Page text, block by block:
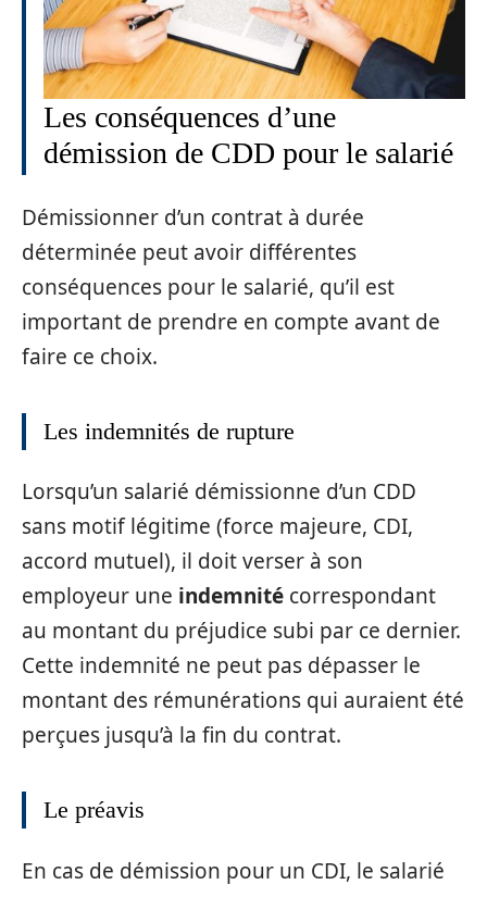
Les conséquences d’une
démission de CDD pour le salarié
Démissionner d’un contrat à durée
déterminée peut avoir différentes
conséquences pour le salarié, qu’il est
important de prendre en compte avant de
faire ce choix.
Les indemnités de rupture
Lorsqu’un salarié démissionne d’un CDD
sans motif légitime (force majeure, CDI,
accord mutuel), il doit verser à son
employeur une indemnité correspondant
au montant du préjudice subi par ce dernier.
Cette indemnité ne peut pas dépasser le
montant des rémunérations qui auraient été
perçues jusqu’à la fin du contrat.
Le préavis
En cas de démission pour un CDI, le salarié